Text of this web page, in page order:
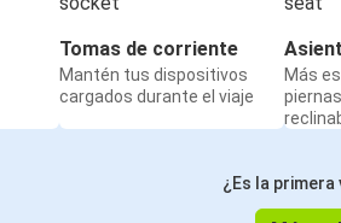
Tomas de corriente
Mantén tus dispositivos
cargados durante el viaje
Más
¿Es la